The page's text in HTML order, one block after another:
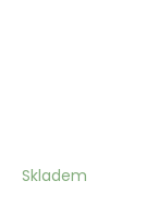
Skladem